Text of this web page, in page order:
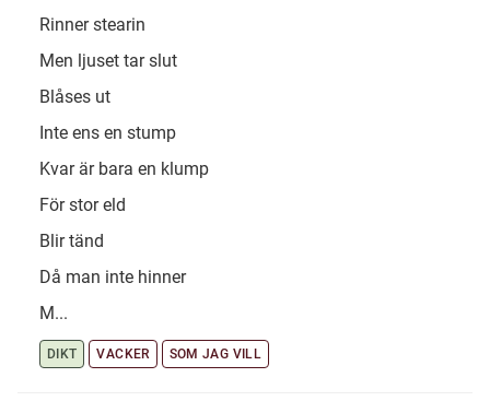
Rinner stearin
Men ljuset tar slut
Blåses ut
Inte ens en stump
Kvar är bara en klump
För stor eld
Blir tänd
Då man inte hinner
M...
DIKT VACKER SOM JAG VILL